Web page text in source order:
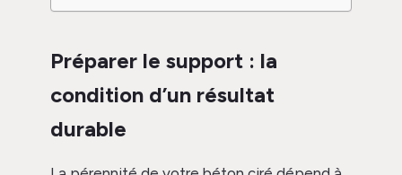
Préparer le support : la
condition d’un résultat
durable